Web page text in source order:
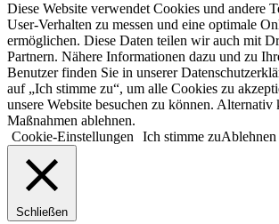
Diese Website verwendet Cookies und andere
User-Verhalten zu messen und eine optimale
ermöglichen. Diese Daten teilen wir auch mit
Partnern. Nähere Informationen dazu und zu
Benutzer finden Sie in unserer
auf „Ich stimme zu“, um alle Cookies zu
unsere Website besuchen zu können. Alternativ
Maßnahmen ablehnen.
Cookie-Einstellungen
Ich stimme zuAblehnen
Schließen